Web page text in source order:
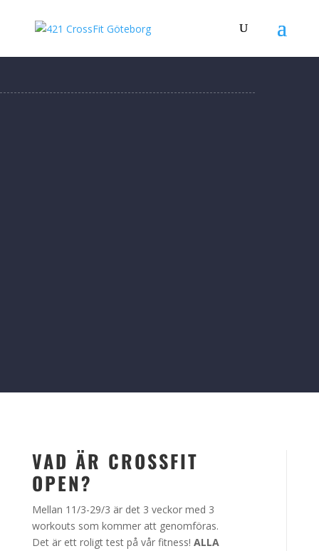
VAD ÄR CROSSFIT
OPEN?
Mellan 11/3-29/3 är det 3 veckor med 3
workouts som kommer att genomföras.
Det är ett roligt test på vår fitness! ALLA